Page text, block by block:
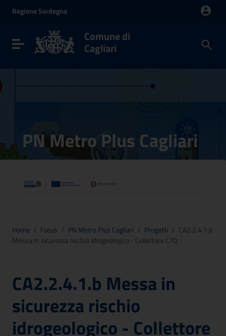
Vai al menu di navigazione
RegioneSardegna
Toggle navigation Comune di
Cagliari
PN Metro Plus Cagliari
Home / Focus / PN Metro Plus Cagliari / Progetti / CA2.2.4.1.b
Messa in sicurezza rischio idrogeologico - Collettore C70
CA2.2.4.1.b Messa in
sicurezza rischio
idrogeologico - Collettore